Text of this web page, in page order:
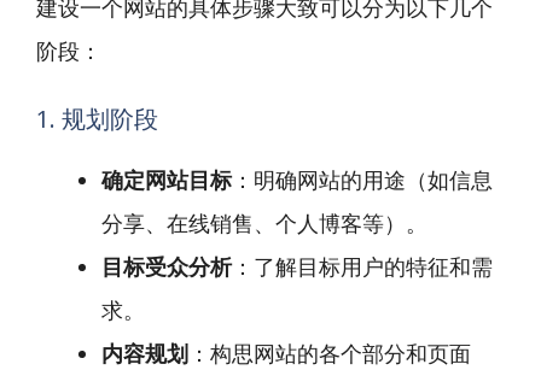
建设一个网站的具体步骤大致可以分为以下几个
阶段：
1. 规划阶段
确定网站目标：明确网站的用途（如信息
分享、在线销售、个人博客等）。
目标受众分析：了解目标用户的特征和需
求。
内容规划 ：构思网站的各个部分和页面